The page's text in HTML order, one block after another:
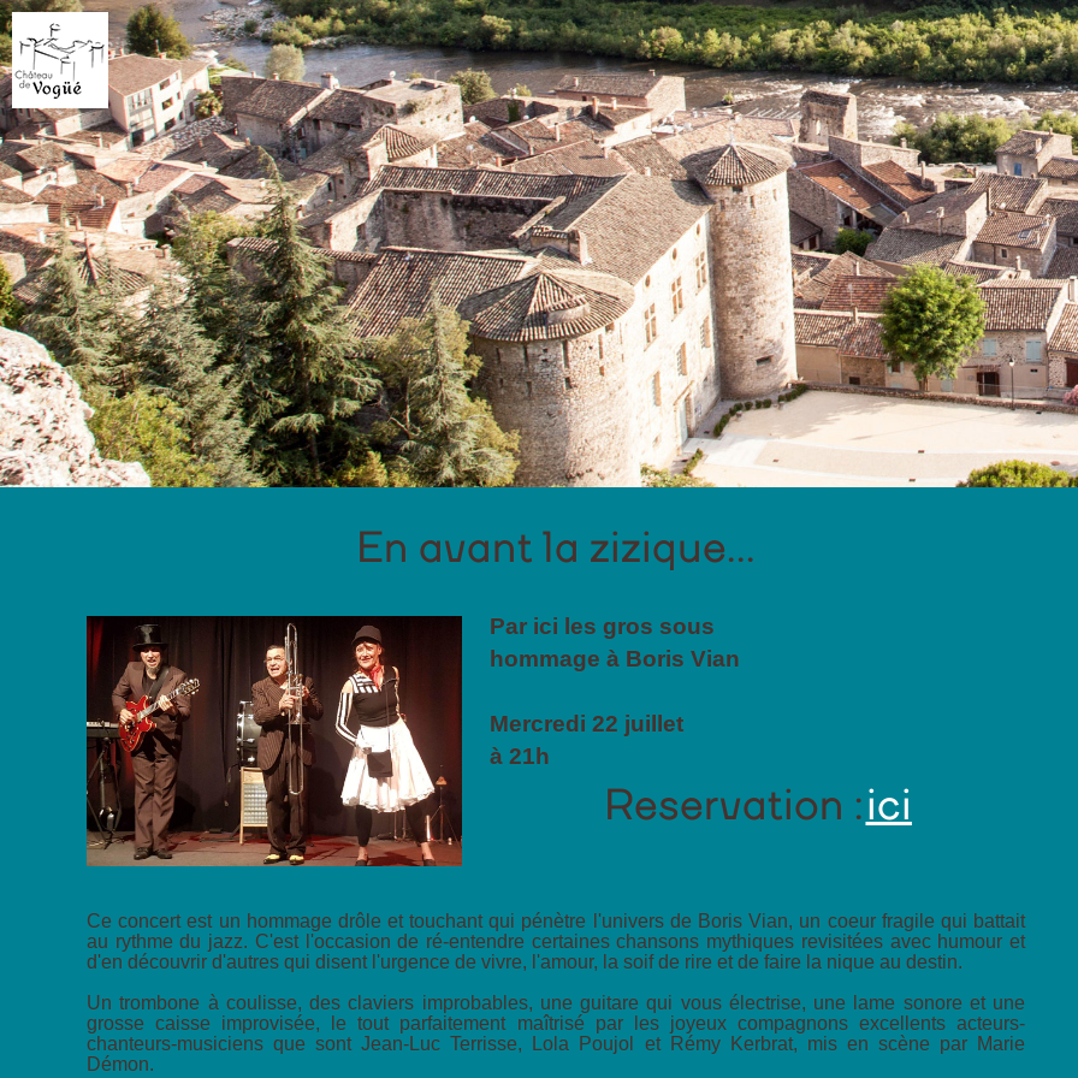
En avant la zizique...
Par ici les gros sous
hommage à Boris Vian
Mercredi 22 juillet
à 21h
Reservation :ici
Ce concert est un hommage drôle et touchant qui pénètre l'univers de Boris Vian, un coeur fragile qui battait
au rythme du jazz. C'est l'occasion de ré-entendre certaines chansons mythiques revisitées avec humour et
d'en découvrir d'autres qui disent l'urgence de vivre, l'amour, la soif de rire et de faire la nique au destin.
Un trombone à coulisse, des claviers improbables, une guitare qui vous électrise, une lame sonore et une
grosse caisse improvisée, le tout parfaitement maîtrisé par les joyeux compagnons excellents acteurs-
chanteurs-musiciens que sont Jean-Luc Terrisse, Lola Poujol et Rémy Kerbrat, mis en scène par Marie
Démon.